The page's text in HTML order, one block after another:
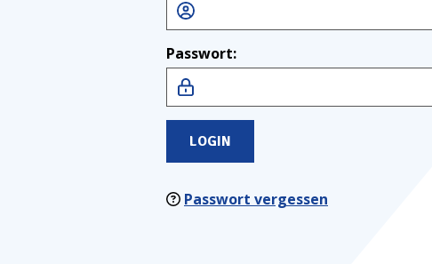
Passwort:
LOGIN
Passwort vergessen